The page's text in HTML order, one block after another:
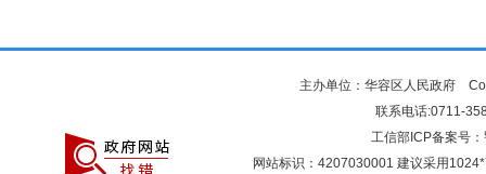
主办单位：华容区人民政府
联系电话:0711-
工信部ICP备案号：
网站标识：4207030001 建议采用